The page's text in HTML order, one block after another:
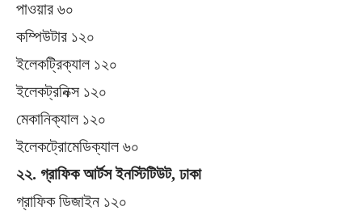
পাওয়ার ৬০
কম্পিউটার ১২০
ইলেকট্রিক্যাল ১২০
ইলেকট্রনিক্স ১২০
মেকানিক্যাল ১২০
ইলেকট্রোমেডিক্যাল ৬০
২২. গ্রাফিক আর্টস ইনস্টিটিউট, ঢাকা
গ্রাফিক ডিজাইন ১২০